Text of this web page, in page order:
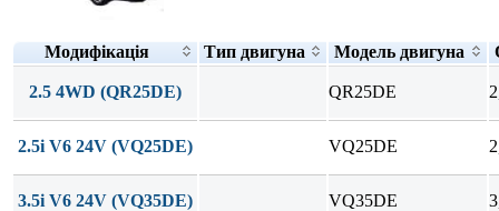
Модифікація Тип двигуна Модель двигуна
2.5 4WD (QR25DE) QR25DE
2.5i V6 24V (VQ25DE) VQ25DE
3.5i V6 24V (VQ35DE) VQ35DE